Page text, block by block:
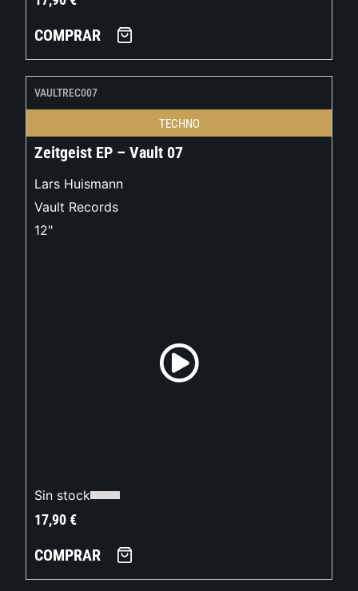
COMPRAR
VAULTREC007
TECHNO
Zeitgeist EP – Vault 07
Lars Huismann
Vault Records
12"
Sin stock
17,90€
COMPRAR